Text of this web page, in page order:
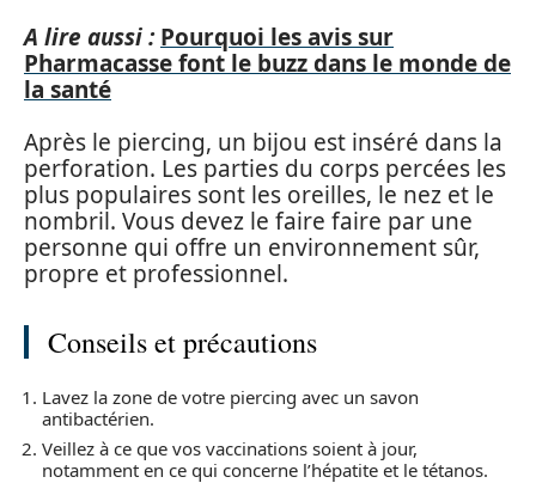
A lire aussi : Pourquoi les avis sur
Pharmacasse font le buzz dans le monde de
la santé
Après le piercing, un bijou est inséré dans la
perforation. Les parties du corps percées les
plus populaires sont les oreilles, le nez et le
nombril. Vous devez le faire faire par une
personne qui offre un environnement sûr,
propre et professionnel.
Conseils et précautions
Lavez la zone de votre piercing avec un savon
antibactérien.
Veillez à ce que vos vaccinations soient à jour,
notamment en ce qui concerne l’hépatite et le tétanos.